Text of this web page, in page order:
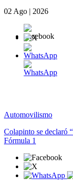
02 Ago | 2026
Automovilismo
Colapinto se declaró
Fórmula 1